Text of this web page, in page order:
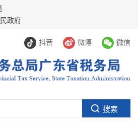
政府
抖音 微博 微信